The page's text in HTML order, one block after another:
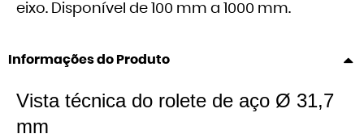
eixo. Disponível de 100 mm a 1000 mm.
Informações do Produto
Vista técnica do rolete de aço Ø 31,7
mm